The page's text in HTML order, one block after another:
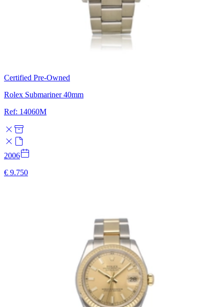
Certified Pre-Owned
Rolex Submariner 40mm
Ref: 14060M
2006
€ 9.750